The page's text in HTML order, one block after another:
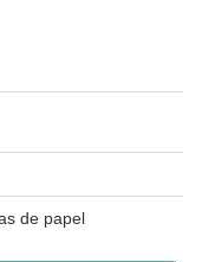
de papel